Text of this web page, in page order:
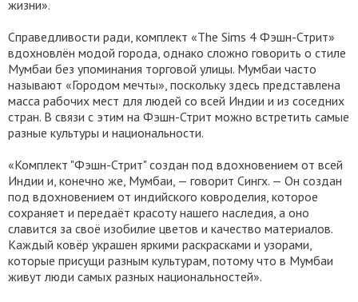
жизни».
Справедливости ради, комплект «The Sims 4 Фэшн-Стрит»
вдохновлён модой города, однако сложно говорить о стиле
Мумбаи без упоминания торговой улицы. Мумбаи часто
называют «Городом мечты», поскольку здесь представлена
масса рабочих мест для людей со всей Индии и из соседних
стран. В связи с этим на Фэшн-Стрит можно встретить самые
разные культуры и национальности.
«Комплект "Фэшн-Стрит" создан под вдохновением от всей
Индии и, конечно же, Мумбаи, — говорит Сингх. — Он создан
под вдохновением от индийского ковроделия, которое
сохраняет и передаёт красоту нашего наследия, а оно
славится за своё изобилие цветов и качество материалов.
Каждый ковёр украшен яркими раскрасками и узорами,
которые присущи разным культурам, потому что в Мумбаи
живут люди самых разных национальностей».